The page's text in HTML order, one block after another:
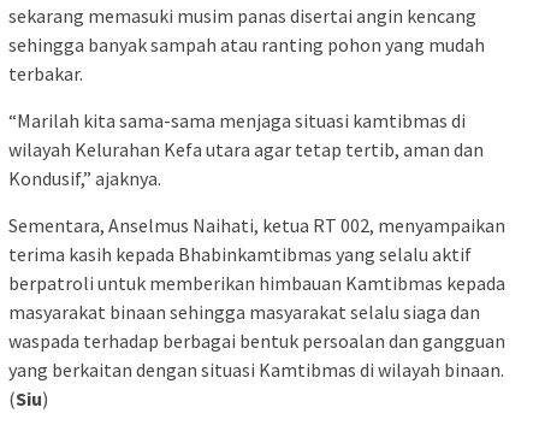
sekarang memasuki musim panas disertai angin kencang
sehingga banyak sampah atau ranting pohon yang mudah
terbakar.
“Marilah kita sama-sama menjaga situasi kamtibmas di
wilayah Kelurahan Kefa utara agar tetap tertib, aman dan
Kondusif,” ajaknya.
Sementara, Anselmus Naihati, ketua RT 002, menyampaikan
terima kasih kepada Bhabinkamtibmas yang selalu aktif
berpatroli untuk memberikan himbauan Kamtibmas kepada
masyarakat binaan sehingga masyarakat selalu siaga dan
waspada terhadap berbagai bentuk persoalan dan gangguan
yang berkaitan dengan situasi Kamtibmas di wilayah binaan.
(Siu)